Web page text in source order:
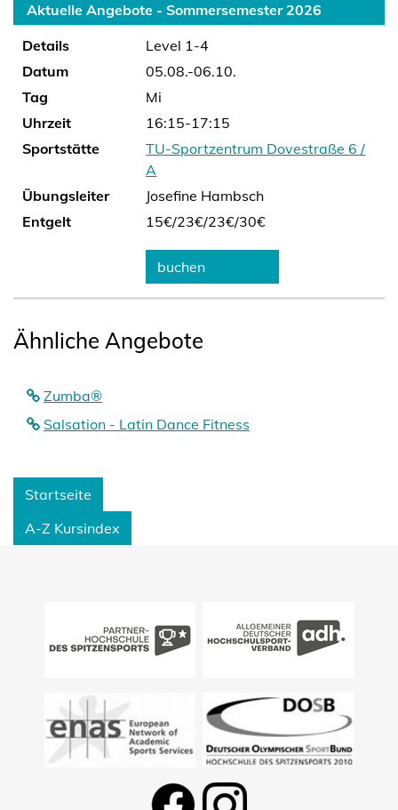
Aktuelle Angebote - Sommersemester 2026
Details
Level 1-4
Datum
05.08.-06.10.
Tag
Mi
Uhrzeit
16:15-17:15
Sportstätte
TU-Sportzentrum Dovestraße 6 /
A
Übungsleiter
Josefine Hambsch
Entgelt
15€/23€/23€/30€
buchen
Ähnliche Angebote
Zumba®
Salsation - Latin Dance Fitness
Startseite
A-Z Kursindex